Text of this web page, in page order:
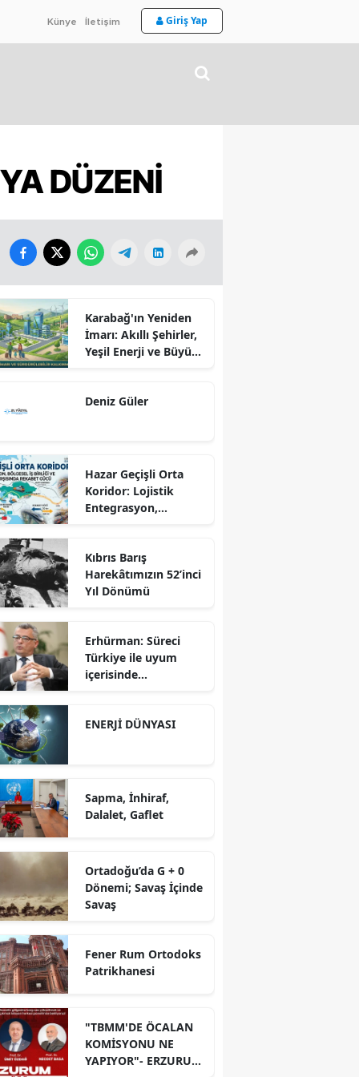
Künye İletişim Giriş Yap
DÜZENİ
Karabağ'ın Yeniden
İmarı: Akıllı Şehirler,
Yeşil Enerji ve Büyük
Sürdürülebilir
Deniz Güler
Hazar Geçişli Orta
Koridor: Lojistik
Entegrasyon,
Karşısında Rekabet
Gücü
Kıbrıs Barış
Harekâtımızın 52’inci
Yıl Dönümü
Erhürman: Süreci
Türkiye ile uyum
içerisinde
ENERJİ DÜNYASI
Sapma, İnhiraf,
Dalalet, Gaflet
Ortadoğu’da G + 0
Dönemi; Savaş İçinde
Savaş
Fener Rum Ortodoks
Patrikhanesi
"TBMM'DE ÖCALAN
KOMİSYONU NE
YAPIYOR"- ERZURUM